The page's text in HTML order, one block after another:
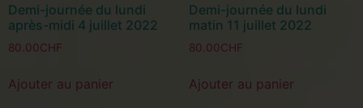
Demi-journée du lundi
après-midi 4 juillet 2022
80.00CHF
Ajouter au panier
Demi-journée du lundi
matin 11 juillet 2022
80.00CHF
Ajouter au panier